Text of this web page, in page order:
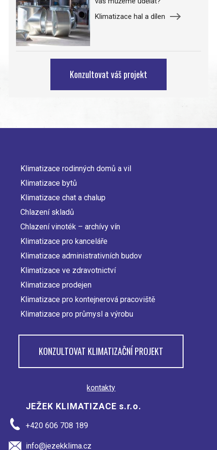
Klimatizace hal a dílen
Konzultovat váš projekt
Main
navigation
Klimatizace rodinných domů a vil
Klimatizace bytů
Klimatizace chat a chalup
Chlazení skladů
Chlazení vinoték – archívy vín
Klimatizace pro kanceláře
Klimatizace administrativních budov
Klimatizace ve zdravotnictví
Klimatizace prodejen
Klimatizace pro kontejnerová pracoviště
Klimatizace pro průmysl a výrobu
KONZULTOVAT KLIMATIZAČNÍ PROJEKT
kontakty
JEŽEK KLIMATIZACE s.r.o.
+420 606 708 189
info@jezekklima.cz